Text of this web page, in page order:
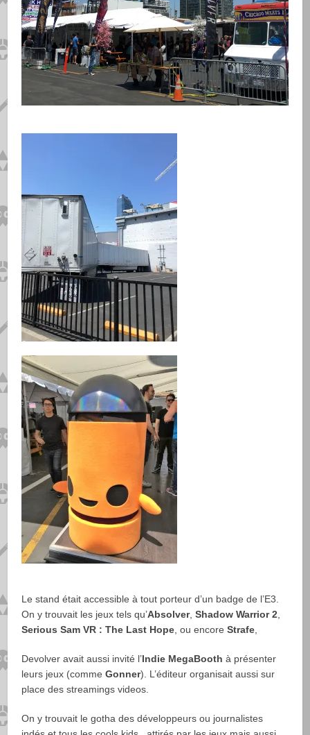
Le stand était accessible à tout porteur d’un badge de l’E3.
On y trouvait les jeux tels qu’Absolver,Shadow Warrior 2
Serious Sam VR : The Last Hope , ou encoreStrafe
Devolver avait aussi invité l’Indie MegaBooth à présenter
leurs jeux (commeGonner). L’éditeur organisait aussi sur
place des streamings videos.
On y trouvait le gotha des développeurs ou journalistes